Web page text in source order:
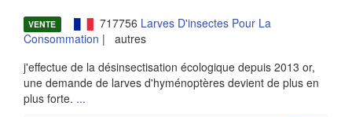
VENTE 717756 Larves D'insectes Pour La
Consommation | autres
j'effectue de la désinsectisation écologique depuis 2013 or,
une demande de larves d'hyménoptères devient de plus en
plus forte. ...